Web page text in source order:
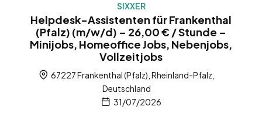
SIXXER
Helpdesk-Assistenten für Frankenthal
(Pfalz) (m/w/d) – 26,00 € / Stunde –
Minijobs, Homeoffice Jobs, Nebenjobs,
Vollzeitjobs
67227 Frankenthal (Pfalz), Rheinland-Pfalz,
Deutschland
31/07/2026